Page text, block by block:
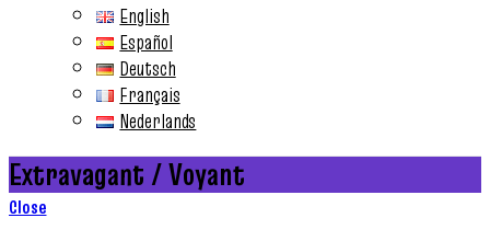
English
Español
Deutsch
Français
Nederlands
Extravagant / Voyant
Close